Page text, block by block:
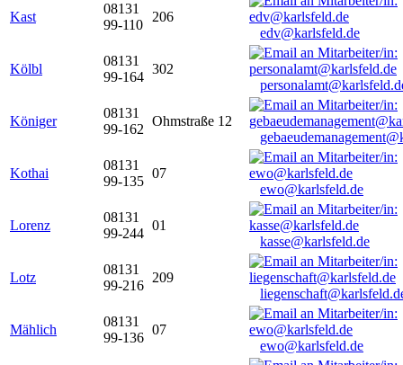
Kast
08131
99-110
206
edv@karlsfeld.de
Kölbl
08131
99-164
302
Königer
08131
99-162
Ohmstraße 12
Kothai
08131
99-135
07
ewo@karlsfeld.de
Lorenz
08131
99-244
01
kasse@karlsfeld.de
Lotz
08131
99-216
209
Mählich
08131
99-136
07
ewo@karlsfeld.de